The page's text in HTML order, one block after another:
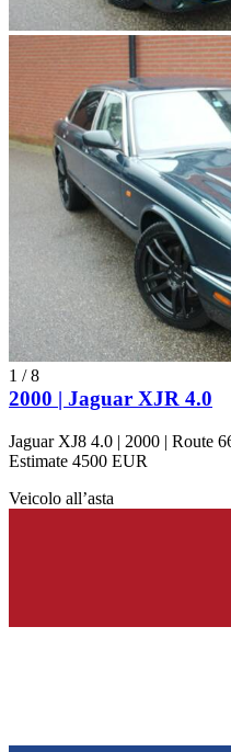
1 /8
2000 | Jaguar XJR 4.0
Jaguar XJ8 4.0 | 2000 | Route
Estimate 4500 EUR
Veicolo all’asta